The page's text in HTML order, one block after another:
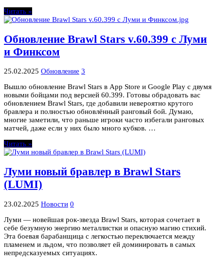
Читать »
Обновление Brawl Stars v.60.399 с Луми
и Финксом
25.02.2025 Обновление 3
Вышло обновление Brawl Stars в App Store и Google Play с двумя
новыми бойцами под версией 60.399. Готовы обрадовать вас
обновлением Brawl Stars, где добавили невероятно крутого
бравлера и полностью обновлённый ранговый бой. Думаю,
многие заметили, что раньше игроки часто избегали ранговых
матчей, даже если у них было много кубков. …
Читать »
Луми новый бравлер в Brawl Stars
(LUMI)
23.02.2025 Новости 0
Луми — новейшая рок-звезда Brawl Stars, которая сочетает в
себе безумную энергию металлистки и опасную магию стихий.
Эта боевая барабанщица с легкостью переключается между
пламенем и льдом, что позволяет ей доминировать в самых
непредсказуемых ситуациях.